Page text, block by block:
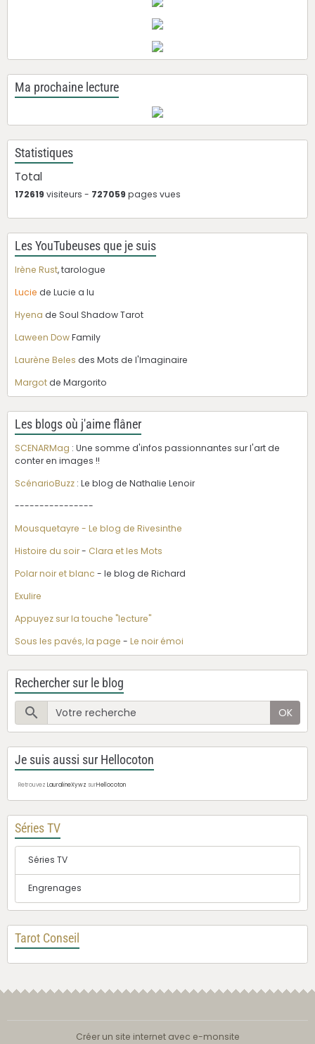
Ma prochaine lecture
Statistiques
Total
172619 visiteurs - 727059 pages vues
Les YouTubeuses que je suis
Irène Rust, tarologue
Lucie de Lucie a lu
Hyena de Soul Shadow Tarot
Laween DowFamily
Laurène Beles des Mots de l'Imaginaire
Margotde Margorito
Les blogs où j'aime flâner
SCENARMag : Une somme d'infos passionnantes sur l'art de
conter en images !!
ScénarioBuzz : Le blog de Nathalie Lenoir
----------------
Mousquetayre - Le blog de Rivesinthe
Histoire du soir- Clara et les Mots
Polar noir et blanc - le blog de Richard
Exulire
Appuyez sur la touche "lecture"
Sous les pavés, la page - Le noir émoi
Rechercher sur le blog
OK
Je suis aussi sur Hellocoton
Retrouvez LauralineXywz surHellocoton
Séries TV
Séries TV
Engrenages
Tarot Conseil
Créer un site internet avec e-monsite